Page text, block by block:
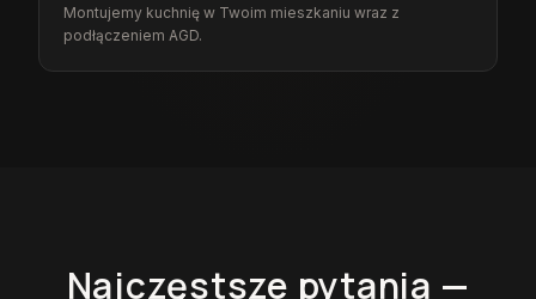
Montujemy kuchnię w Twoim mieszkaniu wraz z
podłączeniem AGD.
Najczęstsze pytania —